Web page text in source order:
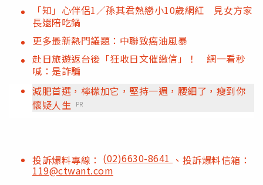
「知」心伴侶1／孫其君熱戀小10歲網紅 見女方家
長還陪吃鍋
更多最新熱門議題：中聯致癌油風暴
赴日旅遊返台後「狂收日文催繳信」！ 網一看秒
喊：是詐騙
減肥首選，檸檬加它，堅持一週，腰細了，瘦到你
懷疑人生 PR
投訴爆料專線： (02)6630-8641 、投訴爆料信箱：
119@ctwant.com